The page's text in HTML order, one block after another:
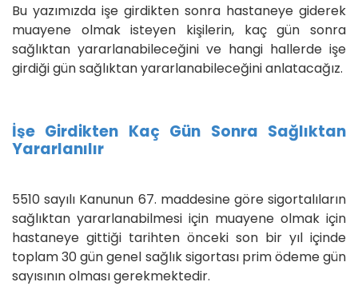
Bu yazımızda işe girdikten sonra hastaneye giderek
muayene olmak isteyen kişilerin, kaç gün sonra
sağlıktan yararlanabileceğini ve hangi hallerde işe
girdiği gün sağlıktan yararlanabileceğini anlatacağız.
İşe Girdikten Kaç Gün Sonra Sağlıktan
Yararlanılır
5510 sayılı Kanunun 67. maddesine göre sigortalıların
sağlıktan yararlanabilmesi için muayene olmak için
hastaneye gittiği tarihten önceki son bir yıl içinde
toplam 30 gün genel sağlık sigortası prim ödeme gün
sayısının olması gerekmektedir.